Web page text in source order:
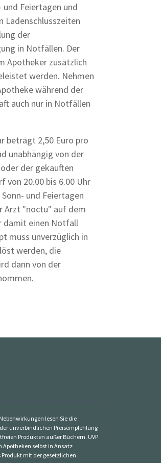
und Feiertagen und
Ladenschlusszeiten
der
in Notfällen. Der
Apotheker zusätzlich
werden. Nehmen
während der
auch nur in Notfällen
beträgt 2,50 Euro pro
unabhängig von der
der gekauften
von 20.00 bis 6.00 Uhr
und Feiertagen
Arzt "noctu" auf dem
damit einen Notfall
muss unverzüglich in
werden, die
dann von der
lesen Sie die
unverbindlichen Preisempfehlung
Produkten außer Büchern. UVP
Apotheken selbst in Ansatz
mit der gesetzlichen